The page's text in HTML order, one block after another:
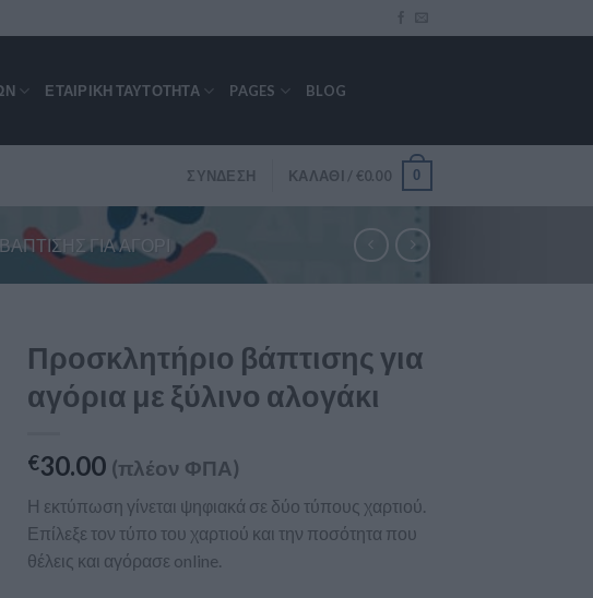
ΕΤΑΙΡΙΚΉ ΤΑΥΤΌΤΗΤΑ PAGES BLOG
ΣΎΝΔΕΣΗ ΚΑΛΆΘΙ / €0.00 0
ΓΙΑ ΑΓΌΡΙ
Προσκλητήριο βάπτισης για
αγόρια με ξύλινο αλογάκι
€30.00 (πλέον ΦΠΑ)
Η εκτύπωση γίνεται ψηφιακά σε δύο τύπους χαρτιού.
Επίλεξε τον τύπο του χαρτιού και την ποσότητα που
θέλεις και αγόρασε online.